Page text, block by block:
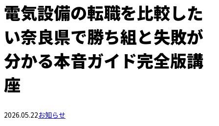
電気設備の転職を比較した
い奈良県で勝ち組と失敗が
分かる本音ガイド完全版講
座
2026.05.22お知らせ